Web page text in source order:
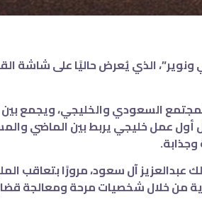
والخليجي، ويجمع بين
عمل خليجي يربط بين الماضي
آل سعود، مرورًا بتعاقب
من خلال شخصيات مرحة ومعالجة